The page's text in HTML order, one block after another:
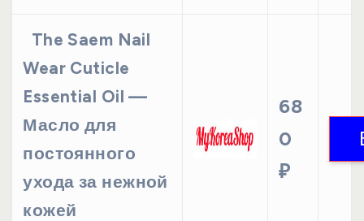
The Saem Nail
Wear Cuticle
Essential Oil —
Масло для
постоянного
ухода за нежной
кожей
68
0
₽